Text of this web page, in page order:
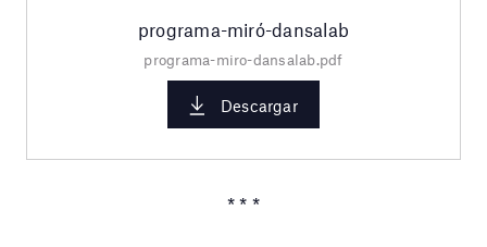
programa-miró-dansalab
programa-miro-dansalab.pdf
Descargar
* * *